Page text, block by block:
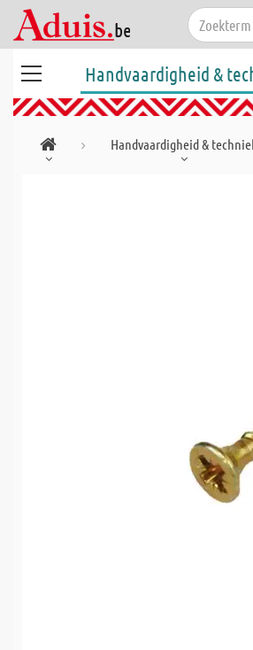
Handvaardigheid &
Handvaardigheid &